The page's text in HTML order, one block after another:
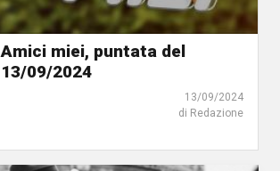
Amici miei, puntata del
13/09/2024
13/09/2024
di Redazione